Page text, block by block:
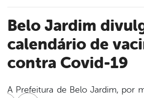
Belo Jardim divulga novo
calendário de
contra Covid-19
A Prefeitura de Belo Jardim, por